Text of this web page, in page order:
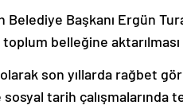
Belediye Başkanı Ergün
belleğine
son yıllarda rağbet
tarih çalışmalarında